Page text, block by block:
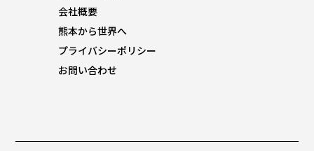
会社概要
熊本から世界へ
プライバシーポリシー
お問い合わせ